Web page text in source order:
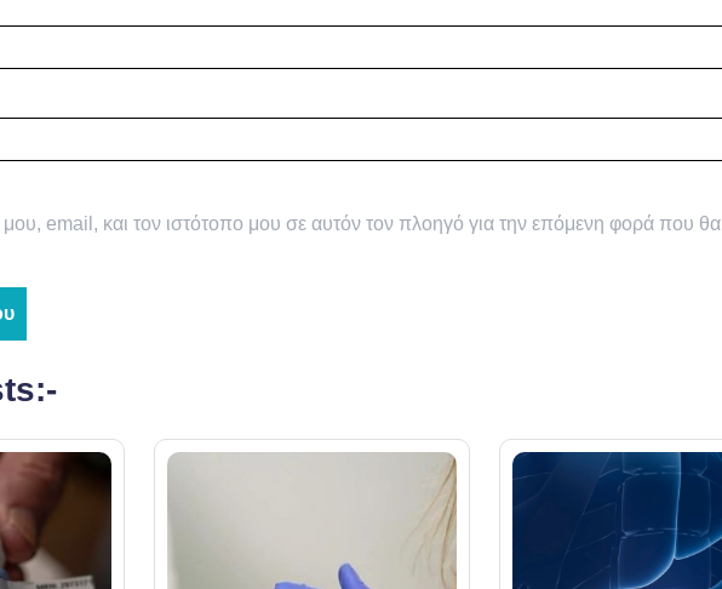
email, και τον ιστότοπο μου σε αυτόν τον πλοηγό για την επόμενη φορά που θα